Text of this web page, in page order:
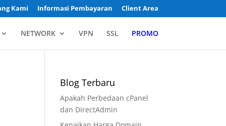
Kami Informasi Pembayaran Client Area
NETWORK VPN SSL PROMO
Blog Terbaru
Apakah Perbedaan cPanel
dan DirectAdmin